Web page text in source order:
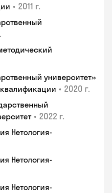
• 2011 г.
университет»
• 2020 г.
• 2022 г.
Нетология-
Нетология-
Нетология-